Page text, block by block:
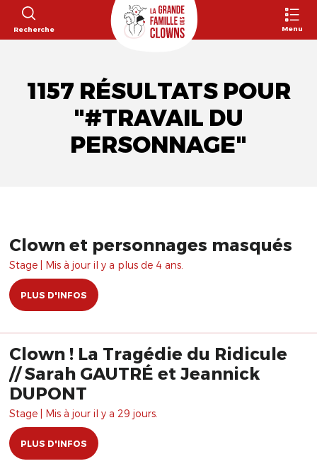
Recherche Menu
1157 RÉSULTATS POUR
"#TRAVAIL DU
PERSONNAGE"
Clown et personnages masqués
Stage | Mis à jour il y a plus de 4 ans.
PLUS D'INFOS
Clown ! La Tragédie du Ridicule
// Sarah GAUTRÉ et Jeannick
DUPONT
Stage | Mis à jour il y a 29 jours.
PLUS D'INFOS